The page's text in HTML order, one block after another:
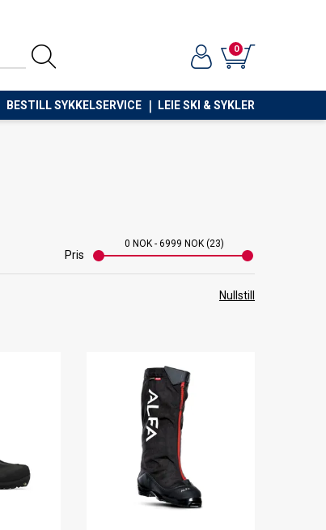
0
BESTILL SYKKELSERVICE LEIE SKI & SYKLER
Pris
0 NOK - 6999 NOK 23
Nullstill